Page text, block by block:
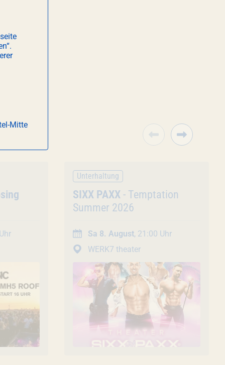
Unterhaltung
Veranstaltung
SIXX PAXX - Temptation
Summer 2026
Sa 8. August, 21:00 Uhr
WERK7 theater
Mitte